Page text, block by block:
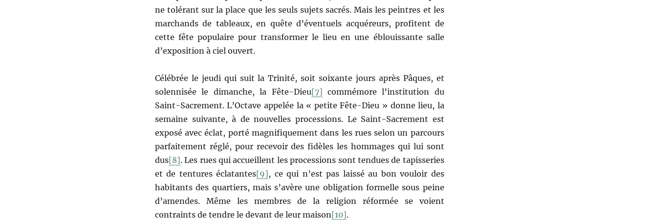
ne tolérant sur la place que les seuls sujets sacrés. Mais les peintres et les
marchands de tableaux, en quête d’éventuels acquéreurs, profitent de
cette fête populaire pour transformer le lieu en une éblouissante salle
d’exposition à ciel ouvert.
Célébrée le jeudi qui suit la Trinité, soit soixante jours après Pâques, et
solennisée le dimanche, la Fête-Dieu[7] commémore l’institution du
Saint-Sacrement. L’Octave appelée la « petite Fête-Dieu » donne lieu, la
semaine suivante, à de nouvelles processions. Le Saint-Sacrement est
exposé avec éclat, porté magnifiquement dans les rues selon un parcours
parfaitement réglé, pour recevoir des fidèles les hommages qui lui sont
dus[8]. Les rues qui accueillent les processions sont tendues de tapisseries
et de tentures éclatantes[9], ce qui n’est pas laissé au bon vouloir des
habitants des quartiers, mais s’avère une obligation formelle sous peine
d’amendes. Même les membres de la religion réformée se voient
contraints de tendre le devant de leur maison[10].